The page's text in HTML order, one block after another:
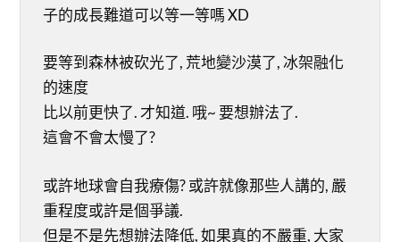
子的成長難道可以等一等嗎 XD
要等到森林被砍光了, 荒地變沙漠了, 冰架融化
的速度
比以前更快了. 才知道. 哦~ 要想辦法了.
這會不會太慢了?
或許地球會自我療傷? 或許就像那些人講的, 嚴
重程度或許是個爭議.
但是不是先想辦法降低, 如果真的不嚴重, 大家